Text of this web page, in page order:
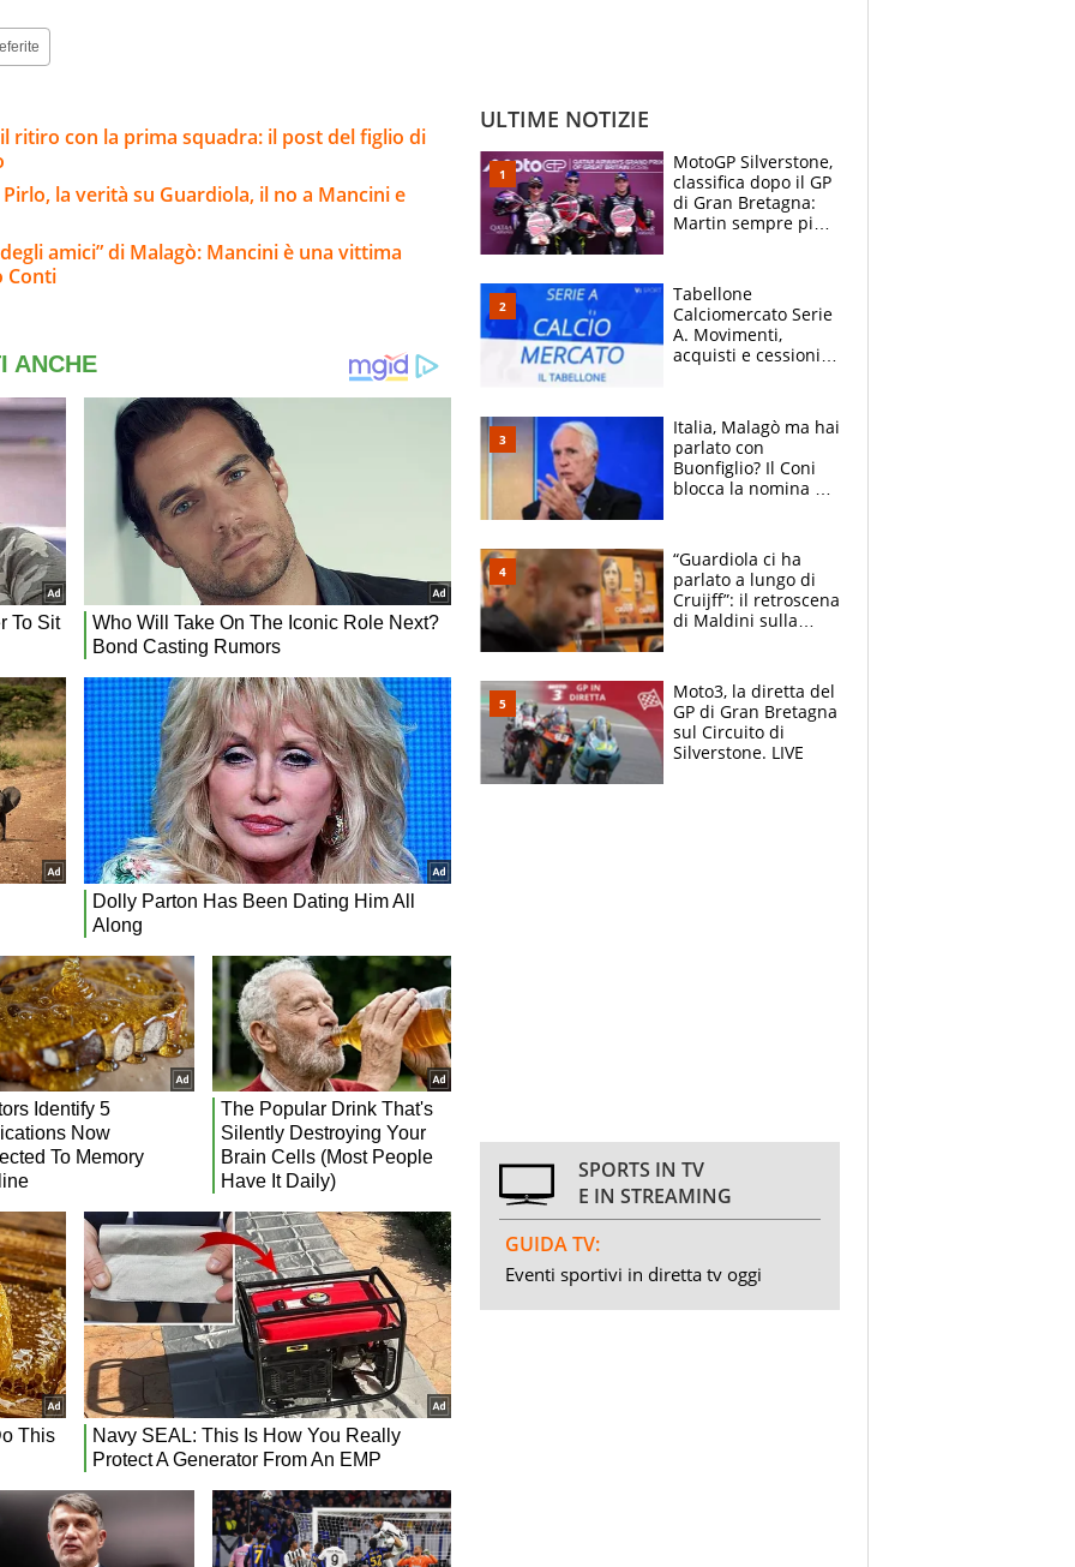
ritiro con la prima squadra: il post del figlio di
la verità su Guardiola, il no a Mancini e
amici” di Malagò: Mancini è una vittima
Conti
ULTIME NOTIZIE
MotoGP Silverstone,
classifica dopo il GP
di Gran Bretagna:
Martin sempre più
Tabellone
Calciomercato Serie
A. Movimenti,
acquisti e cessioni:
Italia, Malagò ma hai
parlato con
Buonfiglio? Il Coni
blocca la nomina di
“Guardiola ci ha
parlato a lungo di
Cruijff”: il retroscena
di Maldini sulla
Moto3, la diretta del
GP di Gran Bretagna
sul Circuito di
Silverstone. LIVE
SPORTS IN TV
E IN STREAMING
GUIDA TV:
Eventi sportivi in diretta tv oggi